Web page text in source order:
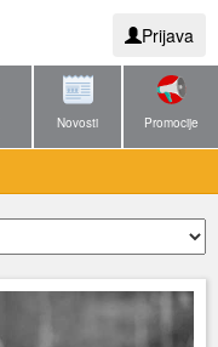
Prijava
Novosti Promocije